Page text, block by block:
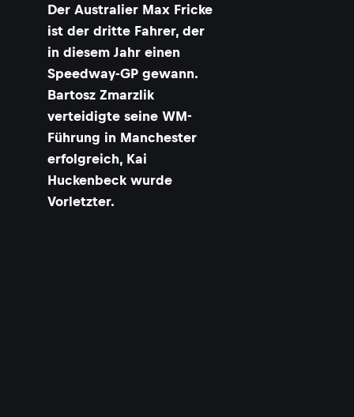
Der Australier Max Fricke
ist der dritte Fahrer, der
in diesem Jahr einen
Speedway-GP gewann.
Bartosz Zmarzlik
verteidigte seine WM-
Führung in Manchester
erfolgreich, Kai
Huckenbeck wurde
Vorletzter.